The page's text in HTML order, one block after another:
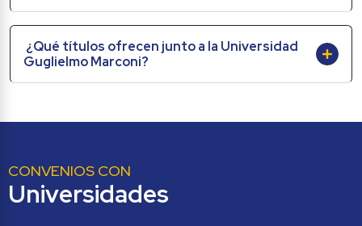
¿Qué títulos ofrecen junto a la Universidad
Guglielmo Marconi?
CONVENIOS CON
Universidades